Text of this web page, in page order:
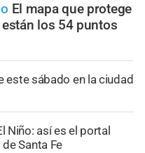
El mapa que protege
los 54 puntos
este sábado en la ciudad
Niño: así es el portal
Santa Fe